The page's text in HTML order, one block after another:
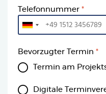
Telefonnummer
Bevorzugter Termin
Termin am
Digitale